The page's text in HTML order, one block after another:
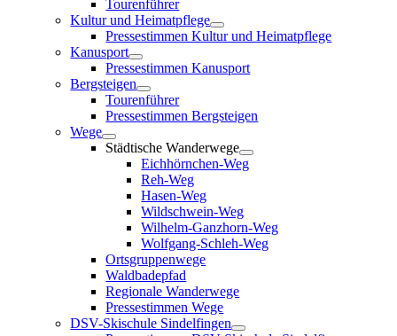
Tourenführer
Kultur und Heimatpflege
Pressestimmen Kultur und Heimatpflege
Kanusport
Pressestimmen Kanusport
Bergsteigen
Tourenführer
Pressestimmen Bergsteigen
Wege
Städtische Wanderwege
Eichhörnchen-Weg
Reh-Weg
Hasen-Weg
Wildschwein-Weg
Wilhelm-Ganzhorn-Weg
Wolfgang-Schleh-Weg
Ortsgruppenwege
Waldbadepfad
Regionale Wanderwege
Pressestimmen Wege
DSV-Skischule Sindelfingen